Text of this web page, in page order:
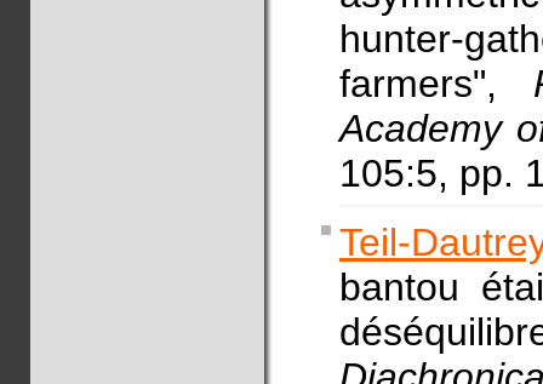
hunter-
farmers",
Academy
105:5, pp.
Teil-
bantou